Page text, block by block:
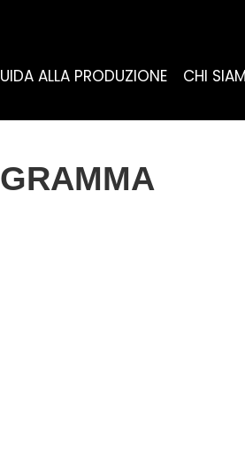
ALLA PRODUZIONE CHI